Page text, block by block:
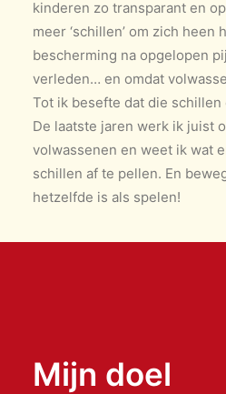
kinderen zo transparant en
meer ‘schillen’ om zich heen
bescherming na opgelopen
verleden… en omdat
Tot ik besefte dat die
De laatste jaren werk ik juist
volwassenen en weet ik wat
schillen af te pellen. En
hetzelfde is als spelen!
Mijn doel